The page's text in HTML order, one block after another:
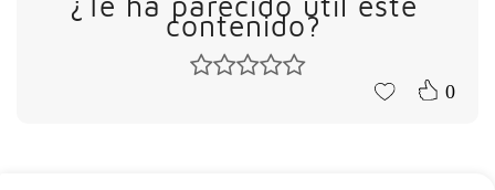
contenido?
0